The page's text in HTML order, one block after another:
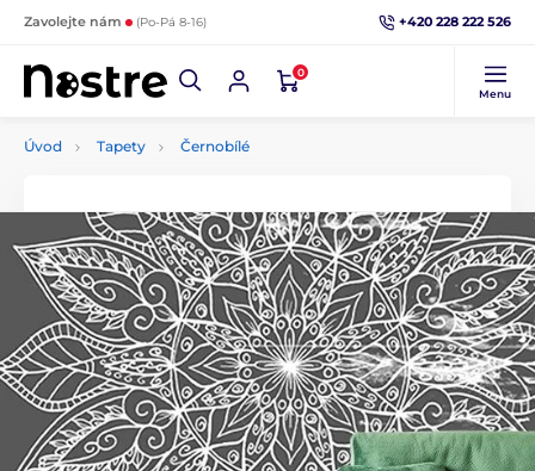
Zavolejte nám (Po-Pá 8-16) +420 228 222 526
0
Menu
Úvod Tapety Černobílé